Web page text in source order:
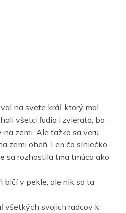
na svete kráľ, ktorý mal
všetci ľudia i zvieratá, ba
zemi. Ale ťažko sa veru
zemi oheň. Len čo slniečko
sa rozhostila tma tmúca ako
blčí v pekle, ale nik sa ta
všetkých svojich radcov k